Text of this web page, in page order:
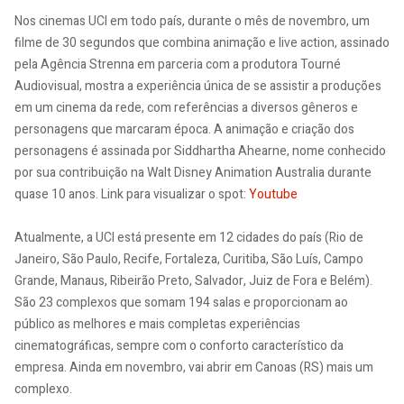
Nos cinemas UCI em todo país, durante o mês de novembro, um
filme de 30 segundos que combina animação e live action, assinado
pela Agência Strenna em parceria com a produtora Tourné
Audiovisual, mostra a experiência única de se assistir a produções
em um cinema da rede, com referências a diversos gêneros e
personagens que marcaram época. A animação e criação dos
personagens é assinada por Siddhartha Ahearne, nome conhecido
por sua contribuição na Walt Disney Animation Australia durante
quase 10 anos. Link para visualizar o spot:Youtube
Atualmente, a UCI está presente em 12 cidades do país (Rio de
Janeiro, São Paulo, Recife, Fortaleza, Curitiba, São Luís, Campo
Grande, Manaus, Ribeirão Preto, Salvador, Juiz de Fora e Belém).
São 23 complexos que somam 194 salas e proporcionam ao
público as melhores e mais completas experiências
cinematográficas, sempre com o conforto característico da
empresa. Ainda em novembro, vai abrir em Canoas (RS) mais um
complexo.